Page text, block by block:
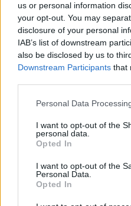
us or personal information
your opt-out. You may
disclosure of your personal
IAB’s list of downstream
also be disclosed by us to
Downstream Participants that
Please note that this
not limited to your visit or
grant or deny consent to
use your data for below
consent section.
Personal Data
I want to opt-out of the
personal data.
Opted In
I want to opt-out of the
Personal Data.
Opted In
Pestszentlőrinc XVIII. kerület
Szinte teljes hosszában
lakótelep legfontosabb
amelynek komplex